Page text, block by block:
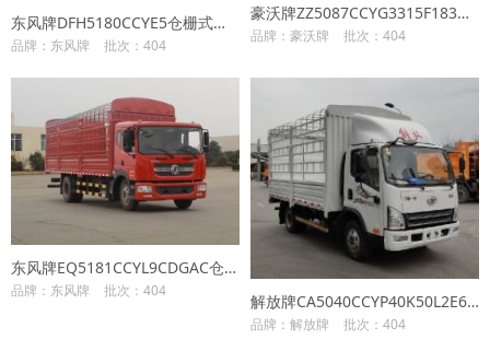
东风牌DFH5180CCYE5仓栅式运输车
品牌：东风牌 批次：404
豪沃牌ZZ5087CCYG3315F183仓栅式运输车
品牌：豪沃牌 批次：404
东风牌EQ5181CCYL9CDGAC仓栅式运输车
品牌：东风牌 批次：404
解放牌CA5040CCYP40K50L2E6A84仓栅式运输车
品牌：解放牌 批次：404